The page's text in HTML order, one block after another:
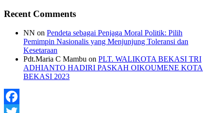
Recent Comments
NN on Pendeta sebagai Penjaga Moral Politik: Pilih
Pemimpin Nasionalis yang Menjunjung Toleransi dan
Kesetaraan
Pdt.Maria C Mambu on PLT. WALIKOTA BEKASI TRI
ADHIANTO HADIRI PASKAH OIKOUMENE KOTA
BEKASI 2023